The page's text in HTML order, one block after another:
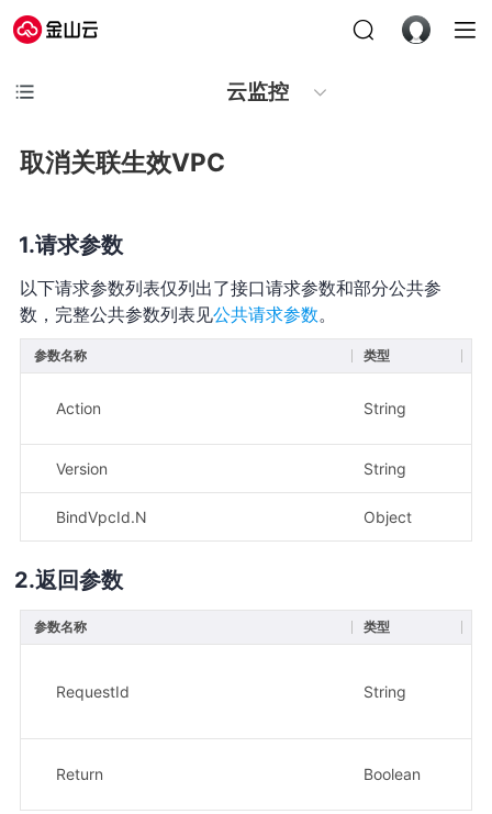
云监控
取消关联生效VPC
请求参数
以下请求参数列表仅列出了接口请求参数和部分公共参
数，完整公共参数列表见公共请求参数。
参数名称 类型
Action String
Version String
BindVpcId.N Object
返回参数
参数名称 类型
RequestId String
Return Boolean